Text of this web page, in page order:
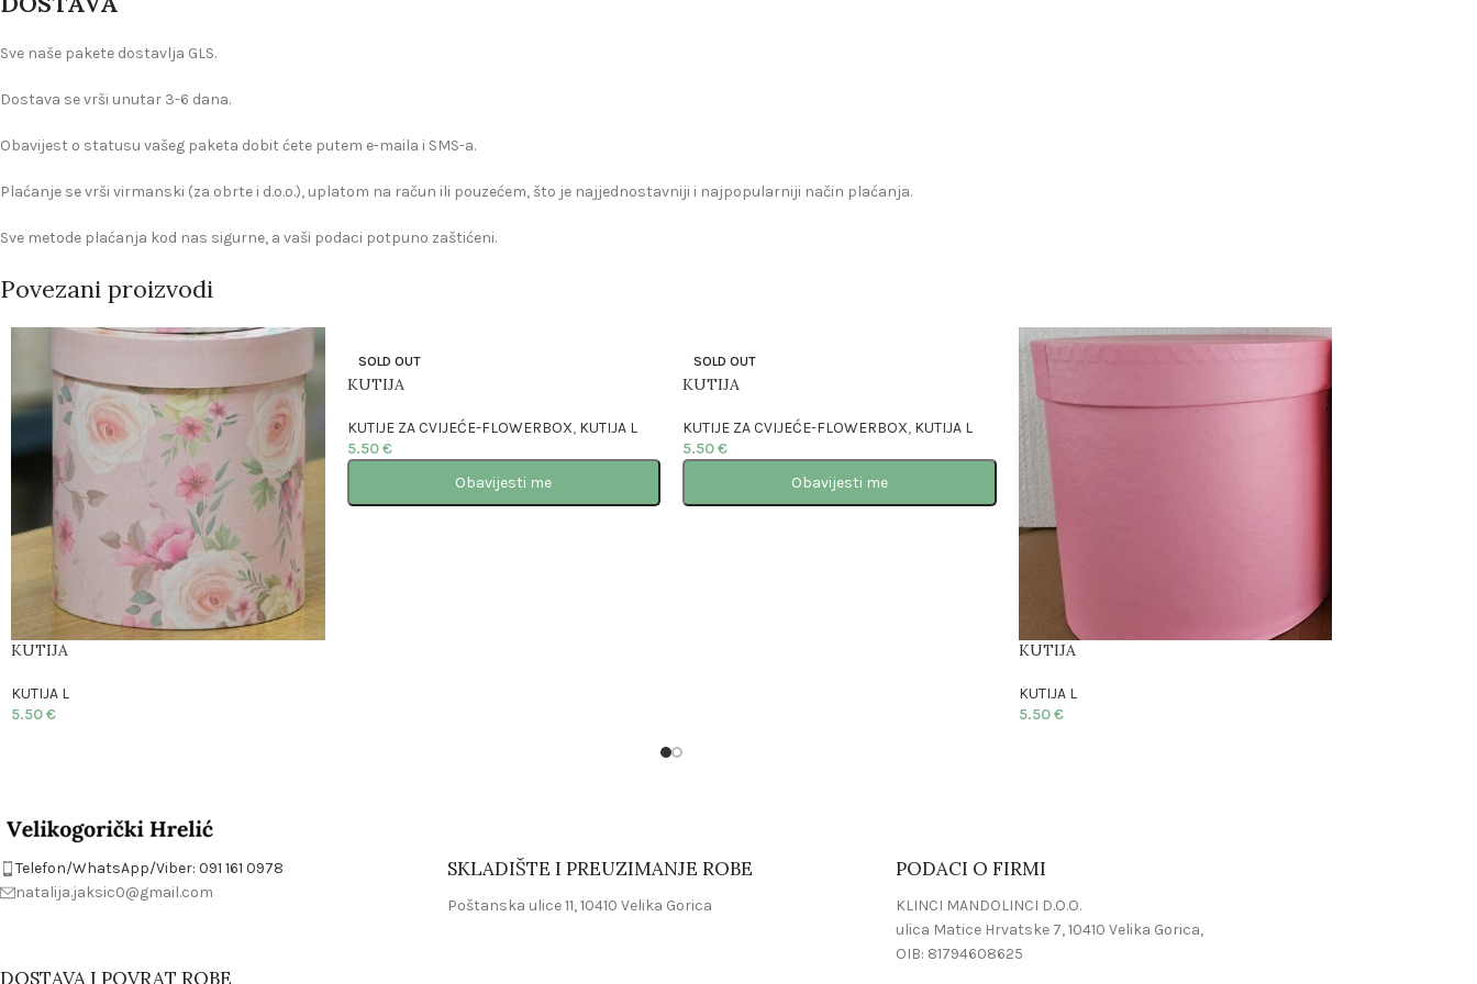
Sve naše pakete dostavlja GLS.
Dostava se vrši unutar 3-6 dana.
Obavijest o statusu vašeg paketa dobit ćete putem e-maila i SMS-a.
Plaćanje se vrši virmanski (za obrte i d.o.o.), uplatom na račun ili pouzećem, što je najjednostavniji i najpopularniji način plaćanja.
Sve metode plaćanja kod nas sigurne, a vaši podaci potpuno zaštićeni.
Povezani proizvodi
KUTIJA
KUTIJA L
5.50€
SOLD OUT
KUTIJA
KUTIJE ZA CVIJEĆE-FLOWERBOX, KUTIJA L
5.50€
Obavijesti me
SOLD OUT
KUTIJA
KUTIJE ZA CVIJEĆE-FLOWERBOX, KUTIJA L
5.50€
Obavijesti me
KUTIJA
KUTIJA L
5.50€
Telefon/WhatsApp/Viber: 091 161 0978
natalija.jaksic0@gmail.com
SKLADIŠTE I PREUZIMANJE ROBE
Poštanska ulice 11, 10410 Velika Gorica
PODACI O FIRMI
KLINCI MANDOLINCI D.O.O.
ulica Matice Hrvatske 7, 10410 Velika Gorica,
OIB: 81794608625
DOSTAVA I POVRAT ROBE